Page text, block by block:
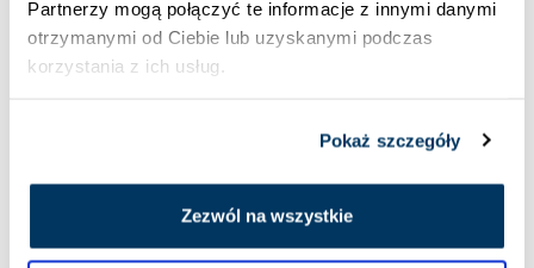
Partnerzy mogą połączyć te informacje z innymi danymi
otrzymanymi od Ciebie lub uzyskanymi podczas
korzystania z ich usług.
Pokaż szczegóły
Zezwól na wszystkie